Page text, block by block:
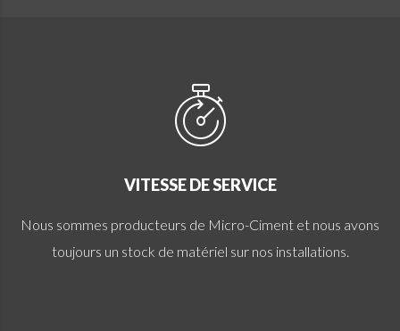
VITESSE DE SERVICE
Nous sommes producteurs de Micro-Ciment et nous avons
toujours un stock de matériel sur nos installations.